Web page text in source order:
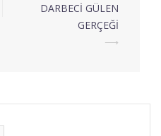
DARBECİ GÜLEN
GERÇEĞİ
⟶